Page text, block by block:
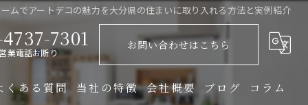
ムでアートデコの魅力を大分県の住まいに取り入れる方法と実例紹介
7301
業電話お断り
お問い合わせはこちら
くある質問 当社の特徴 会社概要 ブログ コラム